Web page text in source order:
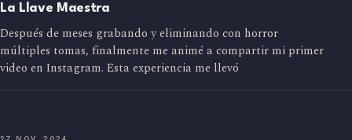
La Llave Maestra
Después de meses grabando y eliminando con horror
múltiples tomas, finalmente me animé a compartir mi primer
video en Instagram. Esta experiencia me llevó